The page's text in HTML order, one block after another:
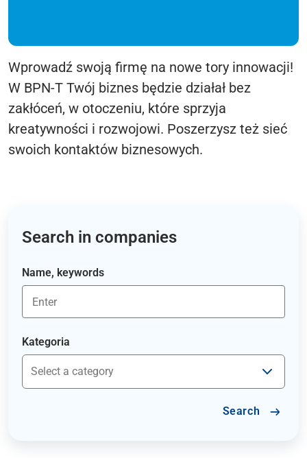
Wprowadź swoją firmę na nowe tory innowacji!
W BPN-T Twój biznes będzie działał bez
zakłóceń, w otoczeniu, które sprzyja
kreatywności i rozwojowi. Poszerzysz też sieć
swoich kontaktów biznesowych.
Search in companies
Name, keywords
Kategoria
Search